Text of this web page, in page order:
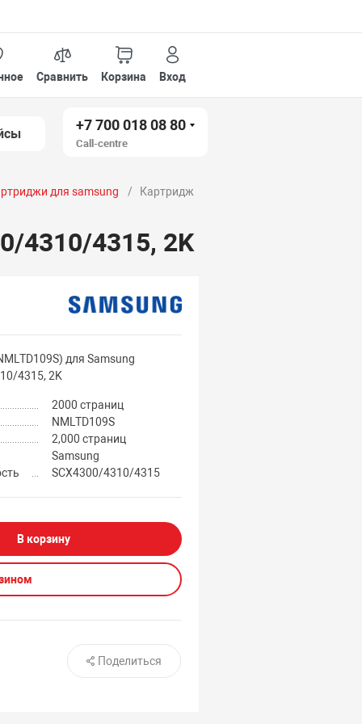
Сравнить Корзина Вход
+7 700 018 08 80
Call-centre
для samsung Картридж
4310/4315, 2K
для Samsung
4315, 2K
2000 страниц
NMLTD109S
2,000 страниц
Samsung
SCX4300/4310/4315
В корзину
Поделиться